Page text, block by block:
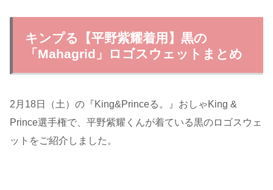
キンプる【平野紫耀着用】黒の
「Mahagrid」ロゴスウェットまとめ
2月18日（土）の『King&Princeる。』おしゃKing &
Prince選手権で、平野紫耀くんが着ている黒のロゴスウェ
ットをご紹介しました。